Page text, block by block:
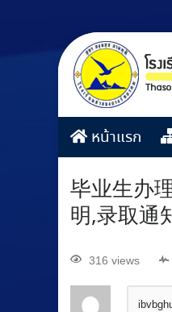
หน้าแรก
毕业生办
明,录取通
316 views